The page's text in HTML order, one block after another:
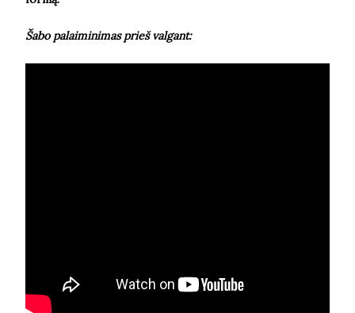
Šabo palaiminimas prieš valgant: